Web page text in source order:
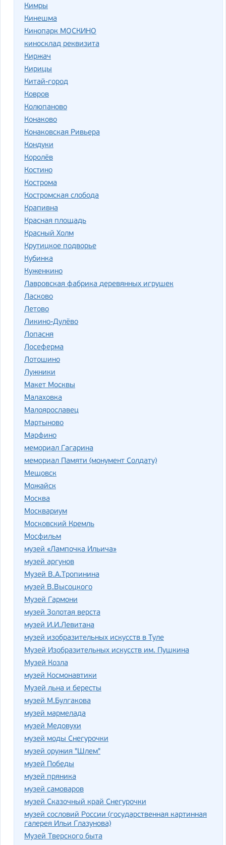
Кимры
Кинешма
Кинопарк МОСКИНО
киносклад реквизита
Киржач
Кирицы
Китай-город
Ковров
Колюпаново
Конаково
Конаковская Ривьера
Кондуки
Королёв
Костино
Кострома
Костромская слобода
Крапивна
Красная площадь
Красный Холм
Крутицкое подворье
Кубинка
Куженкино
Лавровская фабрика деревянных игрушек
Ласково
Летово
Ликино-Дулёво
Лопасня
Лосеферма
Лотошино
Лужники
Макет Москвы
Малаховка
Малоярославец
Мартыново
Марфино
мемориал Гагарина
мемориал Памяти (монумент Солдату)
Мещовск
Можайск
Москва
Москвариум
Московский Кремль
Мосфильм
музей «Лампочка Ильича»
музей аргунов
Музей В.А.Тропинина
музей В.Высоцкого
Музей Гармони
музей Золотая верста
музей И.И.Левитана
музей изобразительных искусств в Туле
Музей Изобразительных искусств им. Пушкина
Музей Козла
музей Космонавтики
Музей льна и бересты
музей М.Булгакова
музей мармелада
музей Медовухи
музей моды Снегурочки
музей оружия "Шлем"
музей Победы
музей пряника
музей самоваров
музей Сказочный край Снегурочки
музей сословий России (государственная картинная
галерея Ильи Глазунова)
Музей Тверского быта